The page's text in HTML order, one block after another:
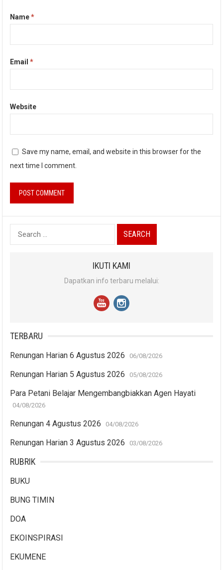
Name*
Email*
Website
Save my name, email, and website in this browser for the
next time I comment.
Search
for:
IKUTI KAMI
Dapatkan info terbaru melalui:
TERBARU
Renungan Harian 6 Agustus 2026 06/08/2026
Renungan Harian 5 Agustus 2026 05/08/2026
Para Petani Belajar Mengembangbiakkan Agen Hayati
04/08/2026
Renungan 4 Agustus 2026 04/08/2026
Renungan Harian 3 Agustus 2026 03/08/2026
RUBRIK
BUKU
BUNG TIMIN
DOA
EKOINSPIRASI
EKUMENE